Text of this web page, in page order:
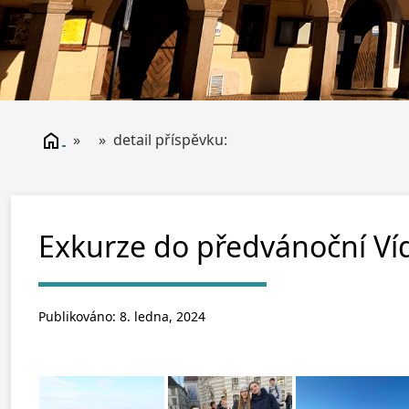
» » detail příspěvku:
Exkurze do předvánoční
Publikováno: 8. ledna, 2024